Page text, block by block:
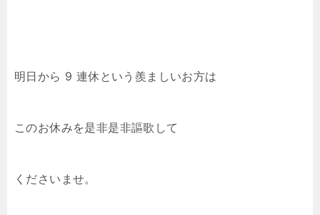
明日から 9 連休という羨ましいお方は
このお休みを是非是非謳歌して
くださいませ。